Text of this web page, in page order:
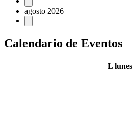
agosto 2026
Calendario de Eventos
L lunes